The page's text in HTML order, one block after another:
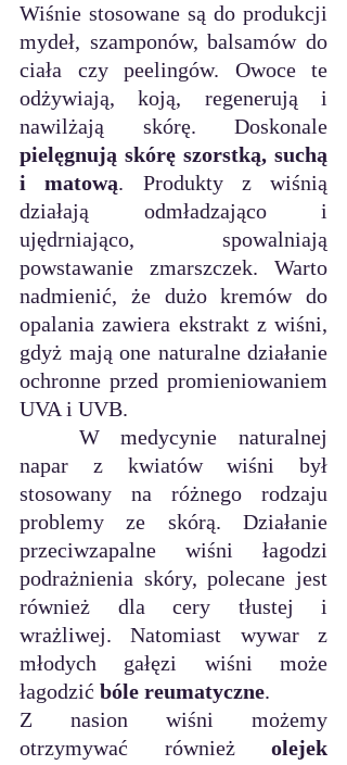
Wiśnie stosowane są do produkcji
mydeł, szamponów, balsamów do
ciała czy peelingów. Owoce te
odżywiają, koją, regenerują i
pielęgnują skórę szorstką, suchą
i matową. Produkty z wiśnią
działają odmładzająco i
ujędrniająco, spowalniają
powstawanie zmarszczek. Warto
nadmienić, że dużo kremów do
opalania zawiera ekstrakt z wiśni,
gdyż mają one naturalne działanie
ochronne przed promieniowaniem
UVA i UVB.
napar z kwiatów wiśni był
stosowany na różnego rodzaju
problemy ze skórą. Działanie
przeciwzapalne wiśni łagodzi
podrażnienia skóry, polecane jest
również dla cery tłustej i
wrażliwej. Natomiast wywar z
młodych gałęzi wiśni może
łagodzić bóle reumatyczne.
Z nasion wiśni możemy
otrzymywać również olejek